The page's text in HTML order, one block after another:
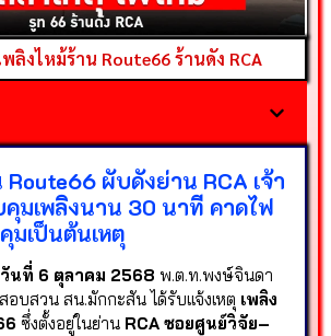
ลิงไหม้ร้าน Route66 ร้านดัง RCA
Route66 ผับดังย่าน RCA เจ้า
คุมเพลิงนาน 30 นาที คาดไฟ
มเป็นต้นเหตุ
วันที่ 6 ตุลาคม 2568 พ.ต.ท.พงษ์จินดา
อบสวน สน.มักกะสัน ได้รับแจ้งเหตุ เพลิง
ซึ่งตั้งอยู่ในย่าน RCA ซอยศูนย์วิจัย–